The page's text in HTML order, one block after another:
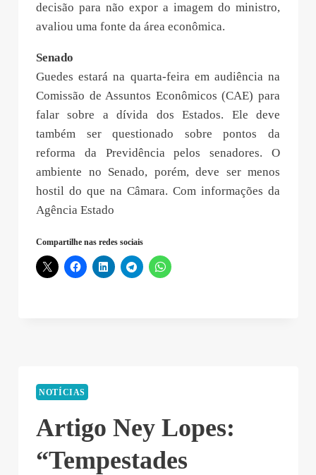
decisão para não expor a imagem do ministro,
avaliou uma fonte da área econômica.
Senado
Guedes estará na quarta-feira em audiência na
Comissão de Assuntos Econômicos (CAE) para
falar sobre a dívida dos Estados. Ele deve
também ser questionado sobre pontos da
reforma da Previdência pelos senadores. O
ambiente no Senado, porém, deve ser menos
hostil do que na Câmara. Com informações da
Agência Estado
Compartilhe nas redes sociais
NOTÍCIAS
Artigo Ney Lopes:
“Tempestades